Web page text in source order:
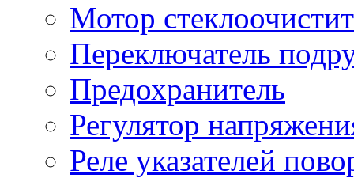
Мотор
Переключатель
Предохранитель
Регулятор
Реле указателей